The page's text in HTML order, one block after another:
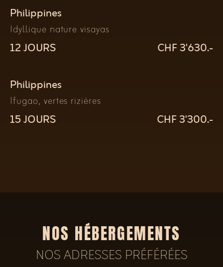
Philippines
Idyllique nature visayas
12 JOURS
CHF 3'630.-
Philippines
Ifugao, vertes rizières
15 JOURS CHF 3'300.-
NOS HÉBERGEMENTS
NOS ADRESSES PRÉFÉRÉES